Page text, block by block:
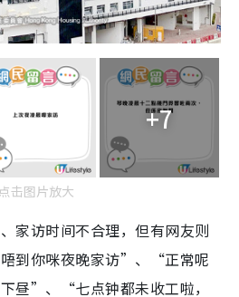
+7
点击图片放大
家访时间不合理，但有网友则
到你咪夜晚家访”、“正常呢
昼”、“七点钟都未收工啦，